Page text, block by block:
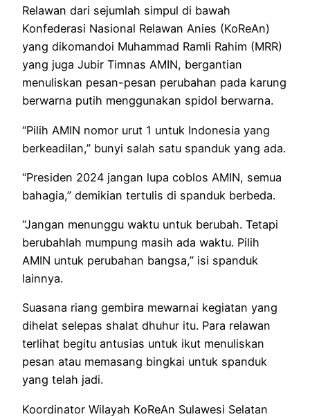
Relawan dari sejumlah simpul di bawah
Konfederasi Nasional Relawan Anies (KoReAn)
yang dikomandoi Muhammad Ramli Rahim (MRR)
yang juga Jubir Timnas AMIN, bergantian
menuliskan pesan-pesan perubahan pada karung
berwarna putih menggunakan spidol berwarna.
“Pilih AMIN nomor urut 1 untuk Indonesia yang
berkeadilan,” bunyi salah satu spanduk yang ada.
“Presiden 2024 jangan lupa coblos AMIN, semua
bahagia,” demikian tertulis di spanduk berbeda.
“Jangan menunggu waktu untuk berubah. Tetapi
berubahlah mumpung masih ada waktu. Pilih
AMIN untuk perubahan bangsa,” isi spanduk
lainnya.
Suasana riang gembira mewarnai kegiatan yang
dihelat selepas shalat dhuhur itu. Para relawan
terlihat begitu antusias untuk ikut menuliskan
pesan atau memasang bingkai untuk spanduk
yang telah jadi.
Koordinator Wilayah KoReAn Sulawesi Selatan